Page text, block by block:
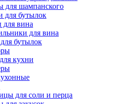
для шампанского
для бутылок
для вина
для вина
бутылок
кухни
для соли и перца